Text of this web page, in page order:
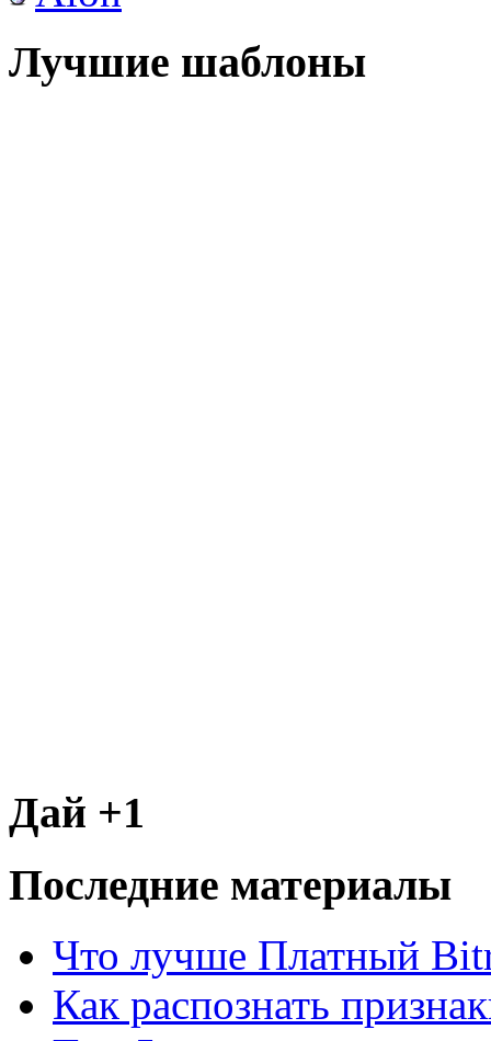
Лучшие шаблоны
Дай +1
Последние материалы
Что лучше Платный
Как распознать